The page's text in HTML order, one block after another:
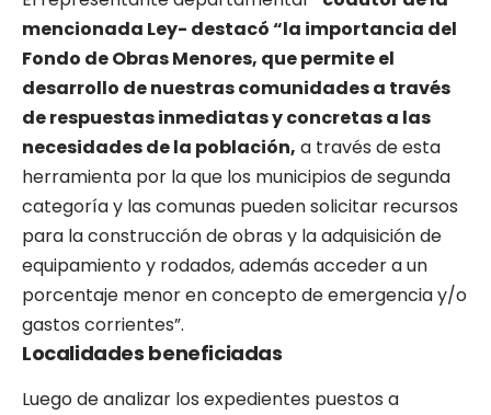
mencionada Ley- destacó “la importancia del
Fondo de Obras Menores, que permite el
desarrollo de nuestras comunidades a través
de respuestas inmediatas y concretas a las
necesidades de la población, a través de esta
herramienta por la que los municipios de segunda
categoría y las comunas pueden solicitar recursos
para la construcción de obras y la adquisición de
equipamiento y rodados, además acceder a un
porcentaje menor en concepto de emergencia y/o
gastos corrientes”.
Localidades beneficiadas
Luego de analizar los expedientes puestos a